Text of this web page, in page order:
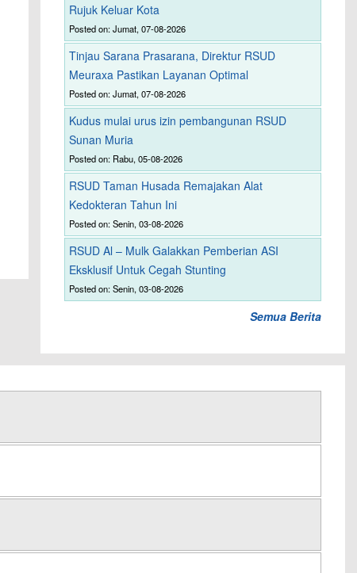
Rujuk Keluar Kota
Posted on: Jumat, 07-08-2026
Tinjau Sarana Prasarana, Direktur RSUD
Meuraxa Pastikan Layanan Optimal
Posted on: Jumat, 07-08-2026
Kudus mulai urus izin pembangunan RSUD
Sunan Muria
Posted on: Rabu, 05-08-2026
RSUD Taman Husada Remajakan Alat
Kedokteran Tahun Ini
Posted on: Senin, 03-08-2026
RSUD Al – Mulk Galakkan Pemberian ASI
Eksklusif Untuk Cegah Stunting
Posted on: Senin, 03-08-2026
Semua Berita